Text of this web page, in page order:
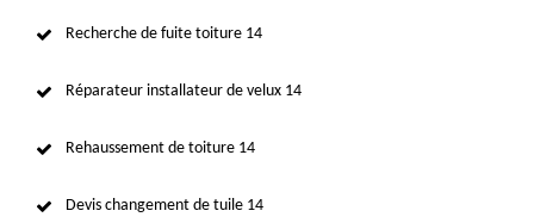
Recherche de fuite toiture 14
Réparateur installateur de velux 14
Rehaussement de toiture 14
Devis changement de tuile 14